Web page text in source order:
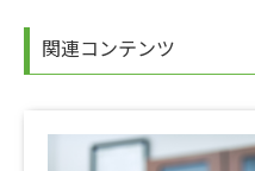
関連コンテンツ